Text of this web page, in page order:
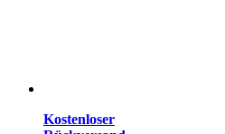
Kostenloser